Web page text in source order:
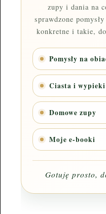
zupy i dania na
sprawdzone
konkretne i takie,
Pomysły na
Ciasta i wypieki
Domowe zupy
Moje e-booki
Gotuję prosto,